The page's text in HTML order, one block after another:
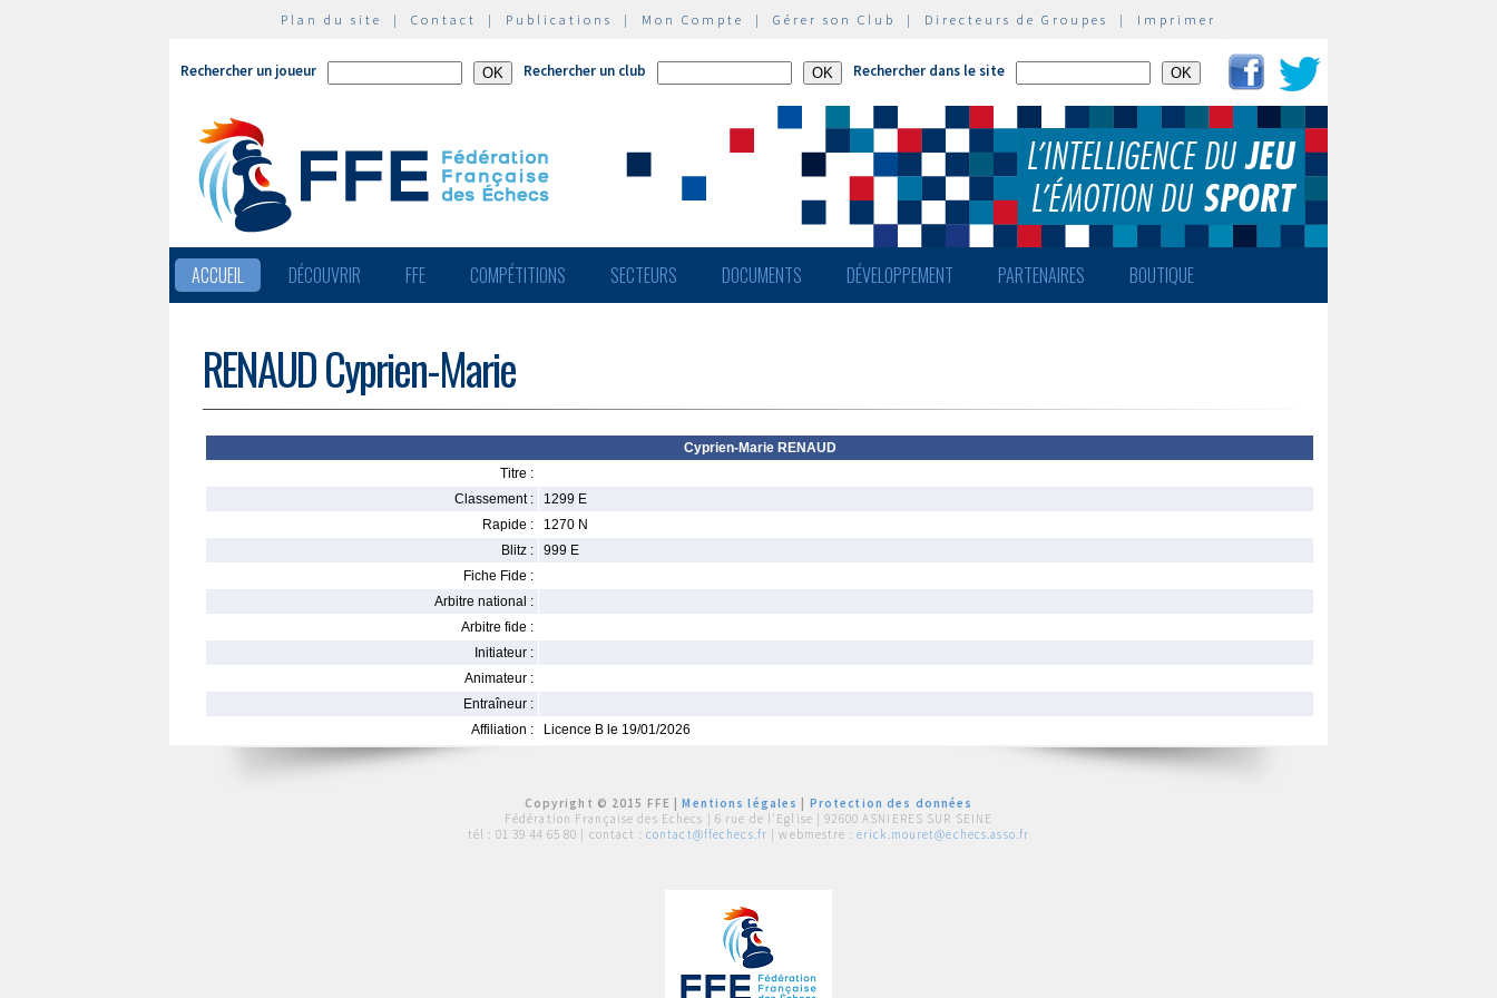
Plan du site | Contact | Publications | Mon Compte | Gérer son Club | Directeurs de Groupes | Imprimer
Rechercher un joueur Rechercher un club Rechercher dans le site
ACCUEIL DÉCOUVRIR FFE COMPÉTITIONS SECTEURS DOCUMENTS DÉVELOPPEMENT PARTENAIRES BOUTIQUE
RENAUD Cyprien-Marie
Cyprien-Marie RENAUD
Titre :
Classement :
1299 E
Rapide :
1270 N
Blitz :
999 E
Fiche Fide :
Arbitre national :
Arbitre fide :
Initiateur :
Animateur :
Entraîneur :
Affiliation :
Licence B le 19/01/2026
Copyright © 2015 FFE |Mentions légales
Protection des données
Fédération Française des Echecs | 6 rue de l'Eglise | 92600 ASNIERES SUR SEINE
tél : 01 39 44 65 80 | contact : contact@ffechecs.fr | webmestre : erick.mouret@echecs.asso.fr